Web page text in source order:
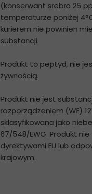
(konserwant srebro 25
temperaturze poniżej
kurierem nie powinien
substancji.
Produkt to peptyd, nie
żywnością.
Produkt nie jest
rozporządzeniem (WE)
sklasyfikowana jako
67/548/EWG. Produkt
dyrektywami EU lub
krajowym.